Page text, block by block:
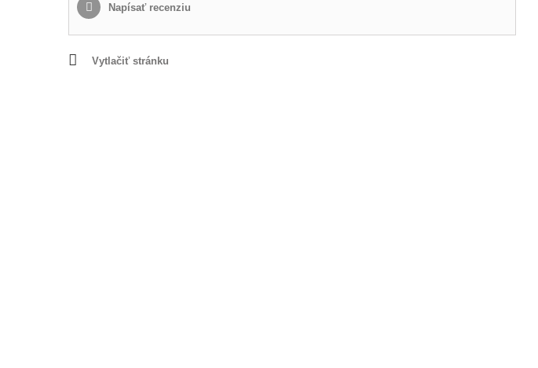
Napísať recenziu
Vytlačiť stránku